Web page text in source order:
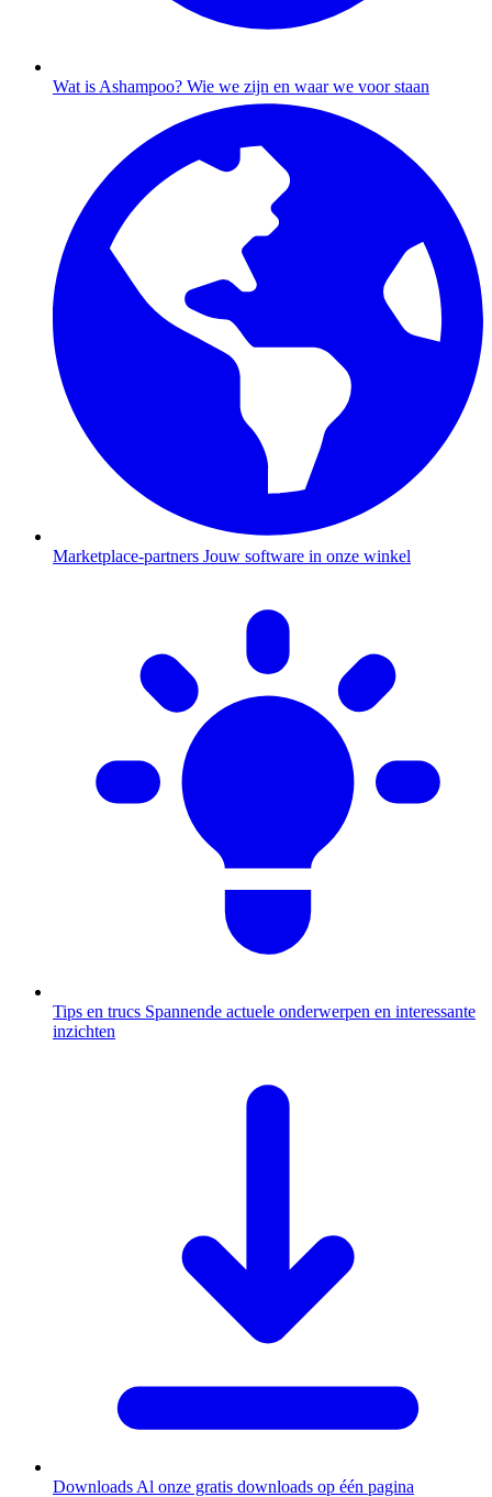
Wat is Ashampoo? Wie we zijn en waar we voor staan
Marketplace-partners Jouw software in onze winkel
Tips en trucs Spannende actuele onderwerpen en interessante
inzichten
Downloads Al onze gratis downloads op één pagina